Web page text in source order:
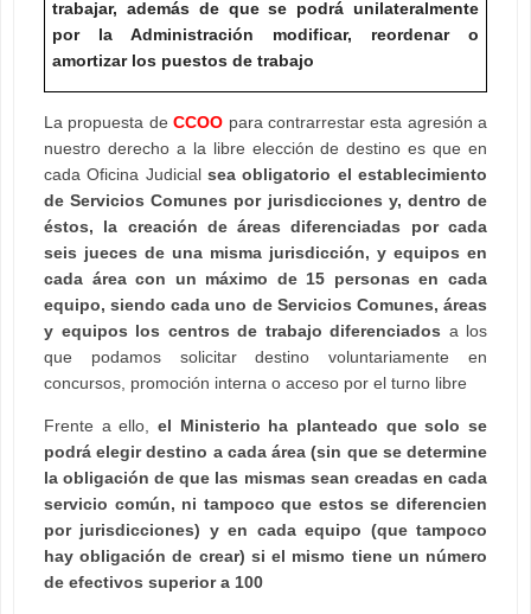
trabajar, además de que se podrá unilateralmente
por la Administración modificar, reordenar o
amortizar los puestos de trabajo
La propuesta deCCOO para contrarrestar esta agresión a
nuestro derecho a la libre elección de destino es que en
cada Oficina Judicial sea obligatorio el establecimiento
de Servicios Comunes por jurisdicciones y, dentro de
éstos, la creación de áreas diferenciadas por cada
seis jueces de una misma jurisdicción, y equipos en
cada área con un máximo de 15 personas en cada
equipo, siendo cada uno de Servicios Comunes, áreas
y equipos los centros de trabajo diferenciados a los
que podamos solicitar destino voluntariamente en
concursos, promoción interna o acceso por el turno libre
Frente a ello, el Ministerio ha planteado que solo se
podrá elegir destino a cada área (sin que se determine
la obligación de que las mismas sean creadas en cada
servicio común, ni tampoco que estos se diferencien
por jurisdicciones) y en cada equipo (que tampoco
hay obligación de crear) si el mismo tiene un número
de efectivos superior a 100